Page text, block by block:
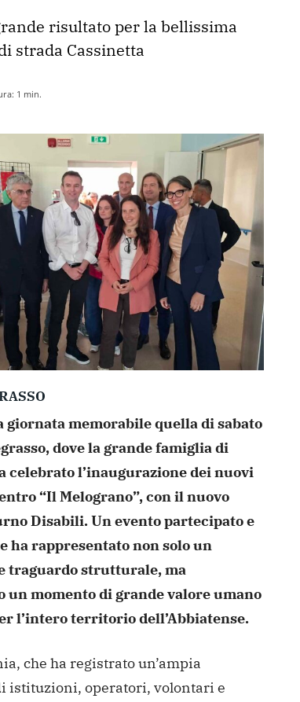
risultato per la bellissima
strada Cassinetta
1 min.
giornata memorabile quella di sabato
dove la grande famiglia di
celebrato l’inaugurazione dei nuovi
“Il Melograno”, con il nuovo
Disabili. Un evento partecipato e
ha rappresentato non solo un
traguardo strutturale, ma
un momento di grande valore umano
l’intero territorio dell’Abbiatense.
che ha registrato un’ampia
istituzioni, operatori, volontari e